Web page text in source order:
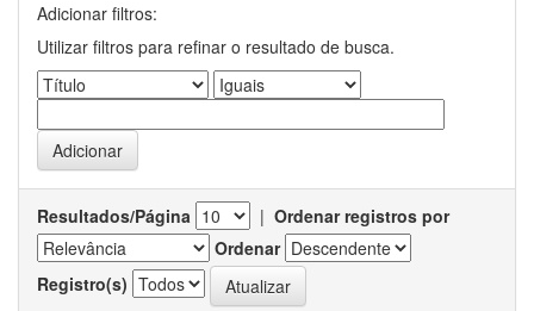
Adicionar filtros:
Utilizar filtros para refinar o resultado de busca.
Resultados/Página | Ordenar registros por
Ordenar
Registro(s)